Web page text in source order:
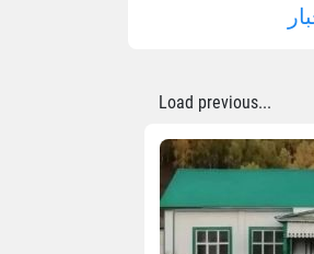
Load previous...